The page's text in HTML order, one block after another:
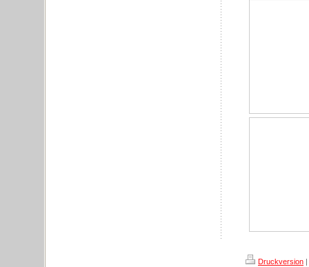
Druckversion |